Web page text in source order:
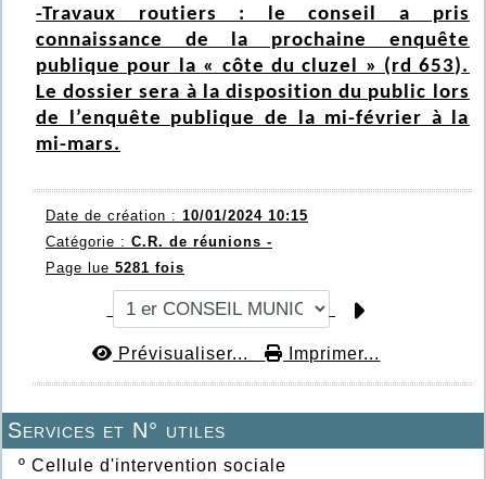
Services et N° utiles
º Cellule d'intervention sociale
-Travaux routiers : le conseil a pris
connaissance de la prochaine enquête
publique pour la « côte du cluzel » (rd 653).
Le dossier sera à la disposition du public lors
de l’enquête publique de la mi-février à la
mi-mars.
Date de création : 10/01/2024 10:15
Catégorie : C.R. de réunions -
Page lue 5281 fois
Prévisualiser... Imprimer...